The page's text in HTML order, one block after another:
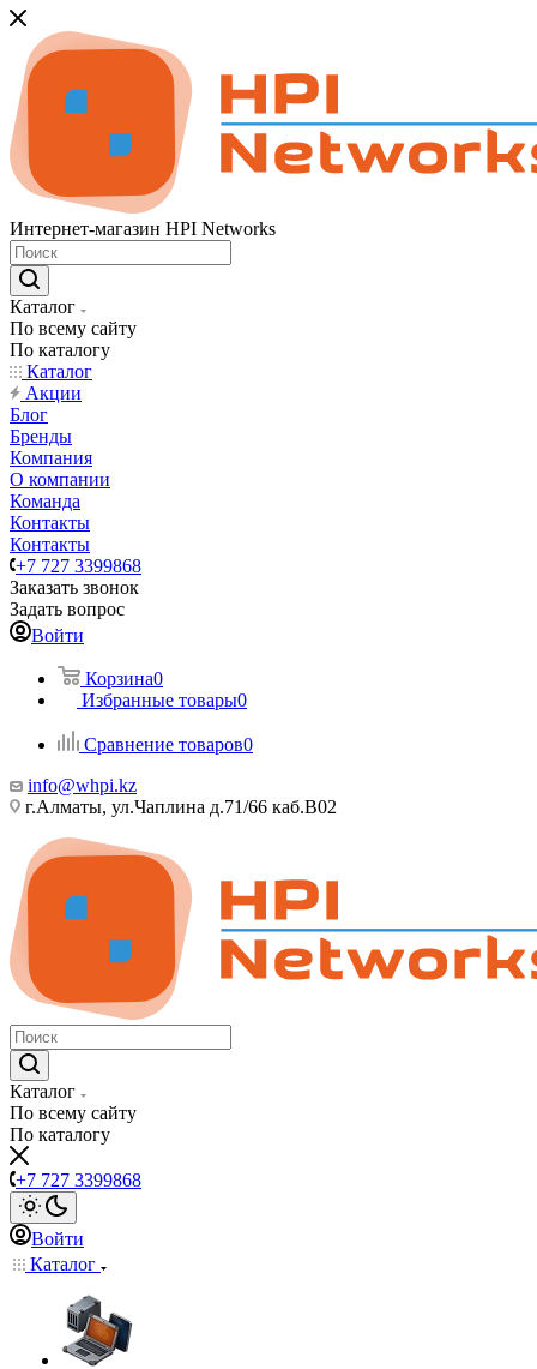
Интернет-магазин HPI Networks
Каталог
По всему сайту
По каталогу
Каталог
Акции
Блог
Бренды
Компания
О компании
Команда
Контакты
Контакты
+7 727 3399868
Заказать звонок
Задать вопрос
Войти
Корзина0
Избранные товары0
Сравнение товаров0
info@whpi.kz
г.Алматы, ул.Чаплина д.71/66 каб.B02
Каталог
По всему сайту
По каталогу
+7 727 3399868
Войти
Каталог